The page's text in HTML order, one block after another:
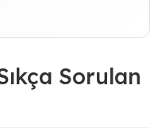
Sorulan